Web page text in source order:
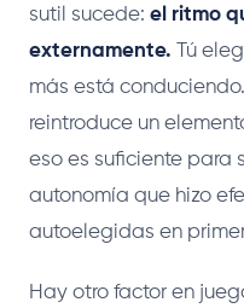
sutil sucede: el ritmo
externamente. Tú
más está
reintroduce un
eso es suficiente para
autonomía que hizo
autoelegidas en
Hay otro factor en